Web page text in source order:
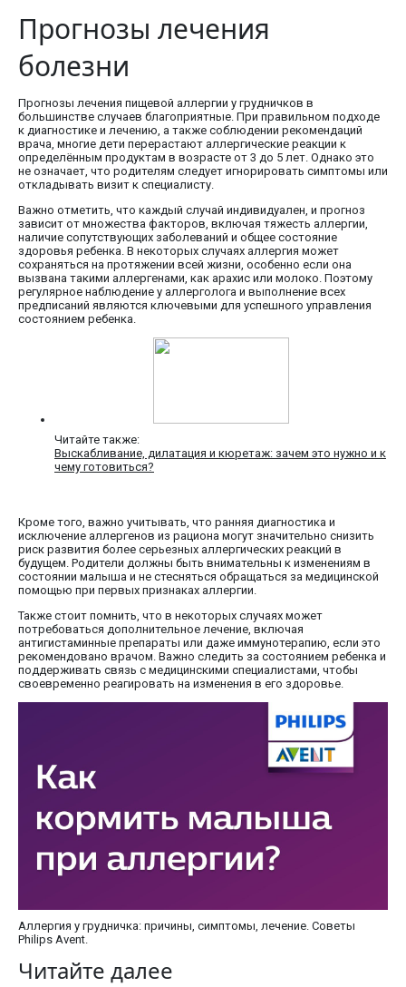
Прогнозы лечения
болезни
Прогнозы лечения пищевой аллергии у грудничков в
большинстве случаев благоприятные. При правильном подходе
к диагностике и лечению, а также соблюдении рекомендаций
врача, многие дети перерастают аллергические реакции к
определённым продуктам в возрасте от 3 до 5 лет. Однако это
не означает, что родителям следует игнорировать симптомы или
откладывать визит к специалисту.
Важно отметить, что каждый случай индивидуален, и прогноз
зависит от множества факторов, включая тяжесть аллергии,
наличие сопутствующих заболеваний и общее состояние
здоровья ребенка. В некоторых случаях аллергия может
сохраняться на протяжении всей жизни, особенно если она
вызвана такими аллергенами, как арахис или молоко. Поэтому
регулярное наблюдение у аллерголога и выполнение всех
предписаний являются ключевыми для успешного управления
состоянием ребенка.
Читайте также:
Выскабливание, дилатация и кюретаж: зачем это нужно и к
чему готовиться?
Кроме того, важно учитывать, что ранняя диагностика и
исключение аллергенов из рациона могут значительно снизить
риск развития более серьезных аллергических реакций в
будущем. Родители должны быть внимательны к изменениям в
состоянии малыша и не стесняться обращаться за медицинской
помощью при первых признаках аллергии.
Также стоит помнить, что в некоторых случаях может
потребоваться дополнительное лечение, включая
антигистаминные препараты или даже иммунотерапию, если это
рекомендовано врачом. Важно следить за состоянием ребенка и
поддерживать связь с медицинскими специалистами, чтобы
своевременно реагировать на изменения в его здоровье.
Аллергия у грудничка: причины, симптомы, лечение. Советы
Philips Avent.
Читайте далее